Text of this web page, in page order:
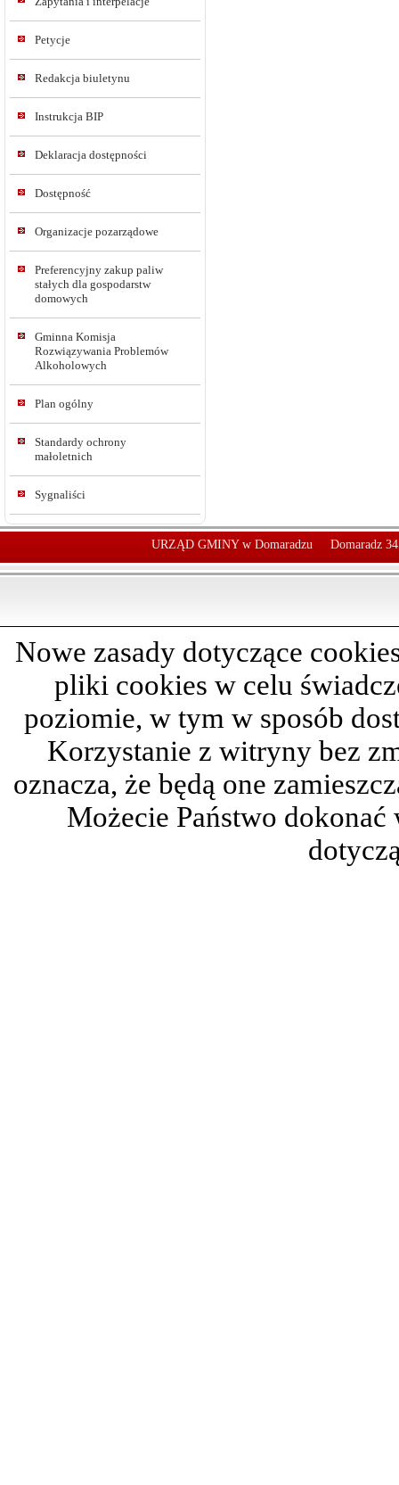
Petycje
Redakcja biuletynu
Instrukcja BIP
Deklaracja dostępności
Dostępność
Organizacje pozarządowe
Preferencyjny zakup paliw
stałych dla gospodarstw
domowych
Gminna Komisja
Rozwiązywania Problemów
Alkoholowych
Plan ogólny
Standardy ochrony
małoletnich
Sygnaliści
URZĄD GMINY w Domaradzu Domaradz
Nowe zasady dotyczące
pliki cookies w celu
poziomie, w tym w sposób
Korzystanie z witryny bez
oznacza, że będą one
Możecie Państwo